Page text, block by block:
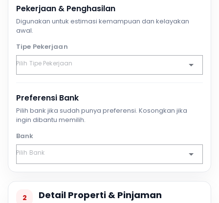
Pekerjaan & Penghasilan
Digunakan untuk estimasi kemampuan dan kelayakan
awal.
Tipe Pekerjaan
Preferensi Bank
Pilih bank jika sudah punya preferensi. Kosongkan jika
ingin dibantu memilih.
Bank
2 Detail Properti & Pinjaman